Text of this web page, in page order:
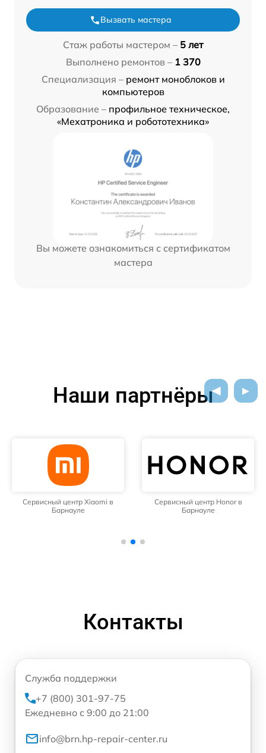
Вызвать мастера
Стаж работы мастером – 5 лет
Выполнено ремонтов – 1 370
Специализация – ремонт моноблоков и
компьютеров
Образование – профильное техническое,
«Мехатроника и робототехника»
Вы можете ознакомиться с сертификатом
мастера
Наши партнёры
Сервисный центр Xiaomi в
Барнауле
Сервисный центр Honor в
Барнауле
Контакты
Служба поддержки
+7 (800) 301-97-75
Ежедневно с 9:00 до 21:00
info@brn.hp-repair-center.ru